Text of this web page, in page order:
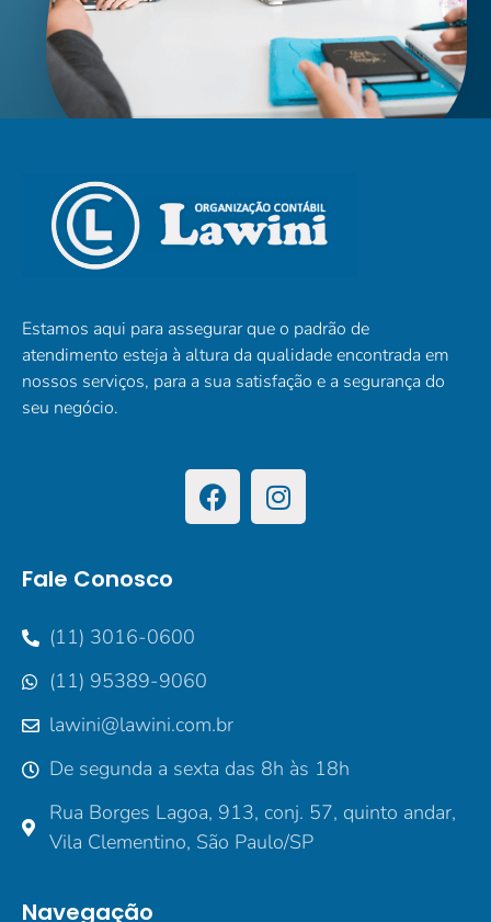
Estamos aqui para assegurar que o padrão de
atendimento esteja à altura da qualidade encontrada em
nossos serviços, para a sua satisfação e a segurança do
seu negócio.
Fale Conosco
(11) 3016-0600
(11) 95389-9060
lawini@lawini.com.br
De segunda a sexta das 8h às 18h
Rua Borges Lagoa, 913, conj. 57, quinto andar,
Vila Clementino, São Paulo/SP
Navegação